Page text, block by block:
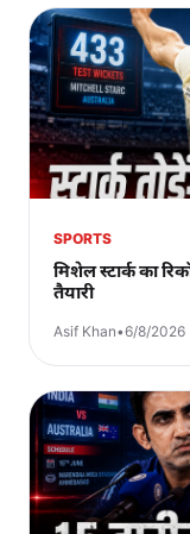
SPORTS
मिशेल स्टार्क का
तैयारी
Asif Khan•6/8/2026